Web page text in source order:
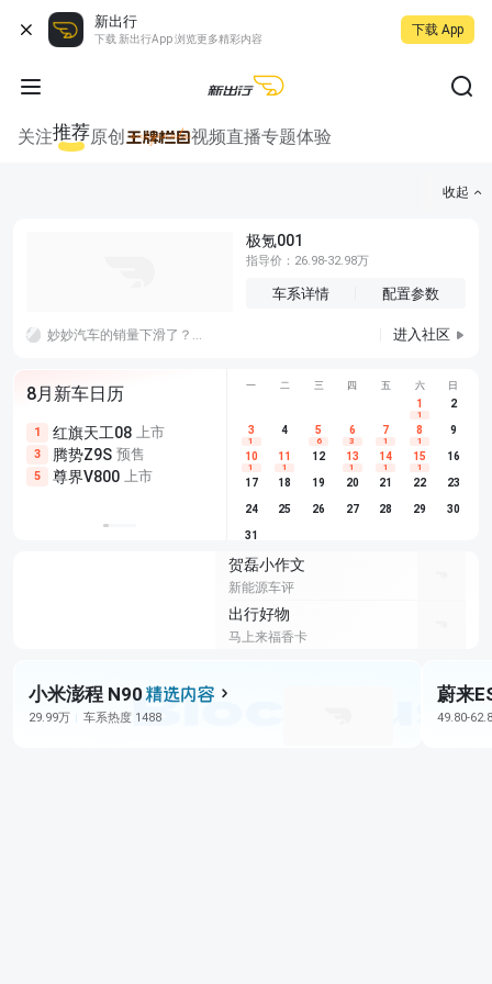
新出行
下载 新出行App 浏览更多精彩内容
下载 App
关注推荐原创 视频直播专题体验
收起
极氪001
指导价：26.98-32.98万
车系详情 配置参数
妙妙汽车的销量下滑了？是不是他们之前那样用AI，还有那样去举报竹知鸟，还有各种各样的言论，回旋镖回来了？？ 进入社区
8月新车日历
1 红旗天工08 上市
3 腾势Z9S 预售
5 尊界V800 上市
尊界V680 上市
享界G9 预售
别克至境L7 预售
埃安
长城H10
深蓝S05
一 二 三 四 五 六 日
1
1
2
3
1
4 5
6
6
3
7
1
8
1
9
10
1
11
1
12 13
1
14
1
15
1
16
17 18 19 20 21 22 23
24 25 26 27 28 29 30
31
贺磊小作文
新能源车评
出行好物
马上来福香卡
小米澎程 N90
29.99万 车系热度 1488
蔚来
49.80-